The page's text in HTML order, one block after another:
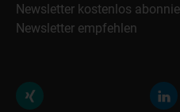
Newsletter kostenlos
Newsletter empfehlen